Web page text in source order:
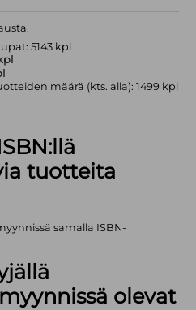
5143 kpl
määrä (kts. alla): 1499 kpl
tuotteita
samalla ISBN-
olevat